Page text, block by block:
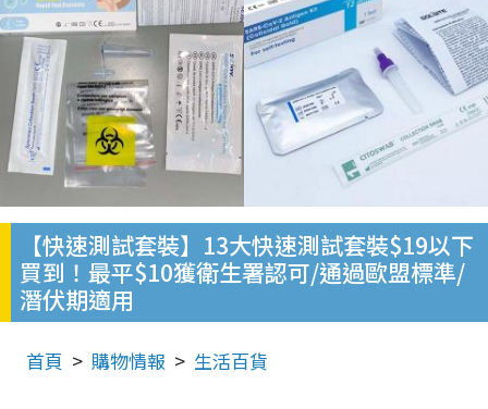
【快速測試套裝】13大快速測試套裝$19以下
買到！最平$10獲衛生署認可/通過歐盟標準/
潛伏期適用
首頁 購物情報 生活百貨